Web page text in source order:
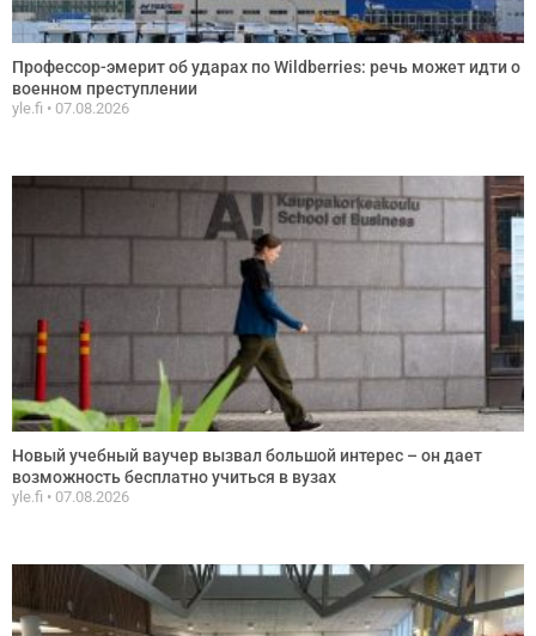
Профессор-эмерит об ударах по Wildberries: речь может идти о
военном преступлении
yle.fi 07.08.2026
Новый учебный ваучер вызвал большой интерес – он дает
возможность бесплатно учиться в вузах
yle.fi 07.08.2026